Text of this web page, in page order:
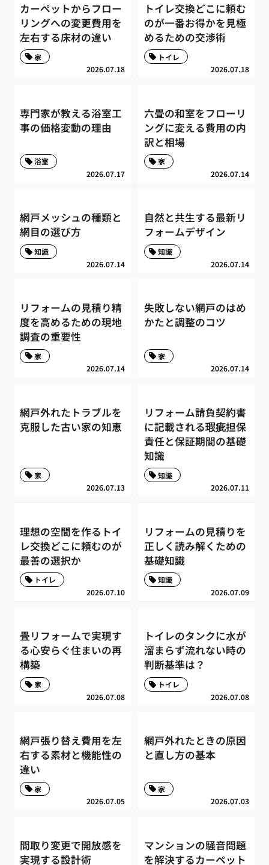
カーペットからフロー
リングへの変更費用を
左右する床材の違い
2026.07.18
家
トイレ交換どこに頼む
のが一番お得かを見極
めるための交渉術
2026.07.18
トイレ
専門家が教える浴室工
事の価格変動の理由
2026.07.17
浴室
六畳の和室をフローリ
ングに変える費用の内
訳と相場
2026.07.14
家
網戸メッシュの種類と
網目の選び方
2026.07.14
知識
自然と共生する最新リ
フォームデザイン
2026.07.14
知識
リフォームの見積り精
度を高めるための現地
調査の重要性
2026.07.14
家
失敗しない網戸のはめ
かたと調整のコツ
2026.07.14
家
網戸外れたトラブルを
克服した古い家の知恵
2026.07.13
家
リフォーム請負契約書
に記載される瑕疵担保
責任と保証期間の基礎
知識
2026.07.11
知識
理想の空間を作るトイ
レ交換どこに頼むのが
最善の選択か
2026.07.10
トイレ
リフォームの見積りを
正しく読み解くための
基礎知識
2026.07.09
知識
畳リフォームで実現す
る心安らぐ住まいの再
構築
2026.07.08
家
トイレのタンクに水が
溜まらず流れない時の
判断基準は？
2026.07.08
トイレ
網戸張り替え費用を左
右する素材と機能性の
違い
2026.07.05
家
網戸外れたときの原因
と直し方の基本
2026.07.03
家
間取り変更で開放感を
実現する設計術
マンションの騒音問題
を解決するカーペット